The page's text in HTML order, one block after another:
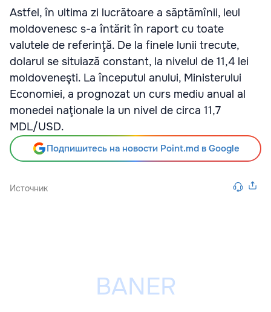
Astfel, în ultima zi lucrătoare a săptămînii, leul
moldovenesc s-a întărit în raport cu toate
valutele de referinţă. De la finele lunii trecute,
dolarul se situiază constant, la nivelul de 11,4 lei
moldoveneşti. La începutul anului, Ministerului
Economiei, a prognozat un curs mediu anual al
monedei naţionale la un nivel de circa 11,7
MDL/USD.
Подпишитесь на новости Point.md в Google
Источник